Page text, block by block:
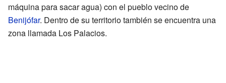
máquina para sacar agua) con el pueblo vecino de
Benijófar. Dentro de su territorio también se encuentra una
zona llamada Los Palacios.